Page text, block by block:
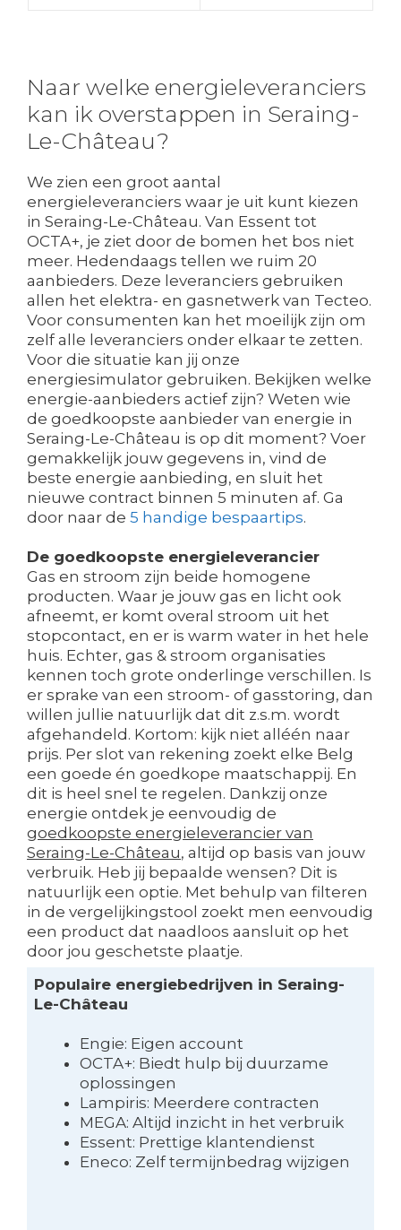
Naar welke energieleveranciers
kan ik overstappen in Seraing-
Le-Château?
We zien een groot aantal
energieleveranciers waar je uit kunt kiezen
in Seraing-Le-Château. Van Essent tot
OCTA+, je ziet door de bomen het bos niet
meer. Hedendaags tellen we ruim 20
aanbieders. Deze leveranciers gebruiken
allen het elektra- en gasnetwerk van Tecteo.
Voor consumenten kan het moeilijk zijn om
zelf alle leveranciers onder elkaar te zetten.
Voor die situatie kan jij onze
energiesimulator gebruiken. Bekijken welke
energie-aanbieders actief zijn? Weten wie
de goedkoopste aanbieder van energie in
Seraing-Le-Château is op dit moment? Voer
gemakkelijk jouw gegevens in, vind de
beste energie aanbieding, en sluit het
nieuwe contract binnen 5 minuten af. Ga
door naar de 5 handige bespaartips.
De goedkoopste energieleverancier
Gas en stroom zijn beide homogene
producten. Waar je jouw gas en licht ook
afneemt, er komt overal stroom uit het
stopcontact, en er is warm water in het hele
huis. Echter, gas & stroom organisaties
kennen toch grote onderlinge verschillen. Is
er sprake van een stroom- of gasstoring, dan
willen jullie natuurlijk dat dit z.s.m. wordt
afgehandeld. Kortom: kijk niet alléén naar
prijs. Per slot van rekening zoekt elke Belg
een goede én goedkope maatschappij. En
dit is heel snel te regelen. Dankzij onze
energie ontdek je eenvoudig de
goedkoopste energieleverancier van
Seraing-Le-Château, altijd op basis van jouw
verbruik. Heb jij bepaalde wensen? Dit is
natuurlijk een optie. Met behulp van filteren
in de vergelijkingstool zoekt men eenvoudig
een product dat naadloos aansluit op het
door jou geschetste plaatje.
Populaire energiebedrijven in Seraing-
Le-Château
Engie: Eigen account
OCTA+: Biedt hulp bij duurzame
oplossingen
Lampiris: Meerdere contracten
MEGA: Altijd inzicht in het verbruik
Essent: Prettige klantendienst
Eneco: Zelf termijnbedrag wijzigen